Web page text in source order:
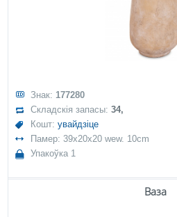
Знак: 177280
Складскія запасы:34,
Кошт:увайдзіце
Памер: 39x20x20 wew. 10cm
Упакоўка 1
Ваза